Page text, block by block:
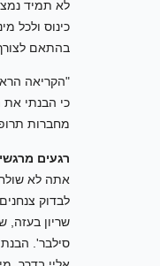
לא תמיד
כינוס ולכל
בהתאם
"הקריאה
כי הבנתי את
מחברות
רגעים
אתה לא שולח
לבדוק
שריון בעזה,
סילבר'.